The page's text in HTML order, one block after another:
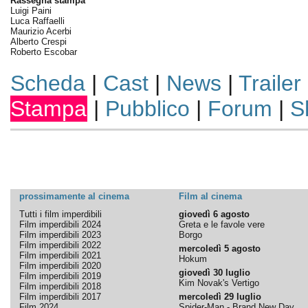
Luigi Paini
Luca Raffaelli
Maurizio Acerbi
Alberto Crespi
Roberto Escobar
Scheda| Cast| News | Trailer
Stampa | Pubblico | Forum |
prossimamente al cinema
Film al cinema
Tutti i film imperdibili
Film imperdibili 2024
Film imperdibili 2023
Film imperdibili 2022
Film imperdibili 2021
Film imperdibili 2020
Film imperdibili 2019
Film imperdibili 2018
Film imperdibili 2017
giovedì 6 agosto
Greta e le favole vere
Borgo
mercoledì 5 agosto
Hokum
giovedì 30 luglio
Kim Novak's Vertigo
mercoledì 29 luglio